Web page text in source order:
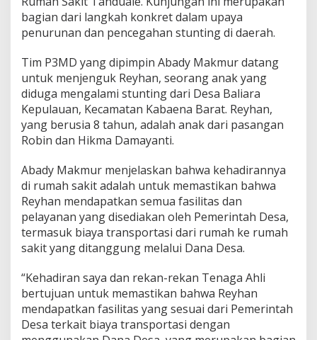
i
R
u
a
h
S
a
k
i
t
T
n
d
u
a
l
e
bagian dari langkah konkret dalam upaya
penurunan dan pencegahan stunting di daerah.
Tim P3MD yang dipimpin Abady Makmur datang
untuk menjenguk Reyhan, seorang anak yang
diduga mengalami stunting dari Desa Baliara
Kepulauan, Kecamatan Kabaena Barat. Reyhan,
yang berusia 8 tahun, adalah anak dari pasangan
Robin dan Hikma Damayanti.
Abady Makmur menjelaskan bahwa kehadirannya
di rumah sakit adalah untuk memastikan bahwa
Reyhan mendapatkan semua fasilitas dan
pelayanan yang disediakan oleh Pemerintah Desa,
termasuk biaya transportasi dari rumah ke rumah
sakit yang ditanggung melalui Dana Desa.
“Kehadiran saya dan rekan-rekan Tenaga Ahli
bertujuan untuk memastikan bahwa Reyhan
mendapatkan fasilitas yang sesuai dari Pemerintah
Desa terkait biaya transportasi dengan